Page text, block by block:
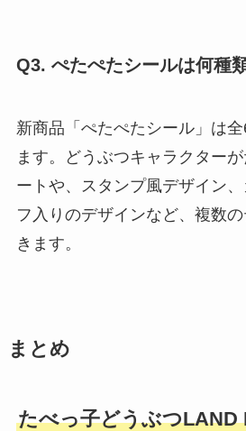
Q3. ぺたぺたシールは何種
新商品「ぺたぺたシール」は
ます。どうぶつキャラクター
ートや、スタンプ風デザイン
フ入りのデザインなど、複数
きます。
まとめ
たべっ子どうぶつLAND